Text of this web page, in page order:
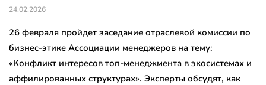
24.02.2026
26 февраля пройдет заседание отраслевой комиссии по
бизнес-этике Ассоциации менеджеров на тему:
«Конфликт интересов топ-менеджмента в экосистемах и
аффилированных структурах». Эксперты обсудят, как